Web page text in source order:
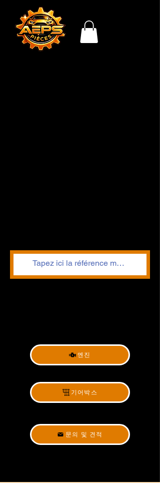
엔진
기어박스
문의 및 견적